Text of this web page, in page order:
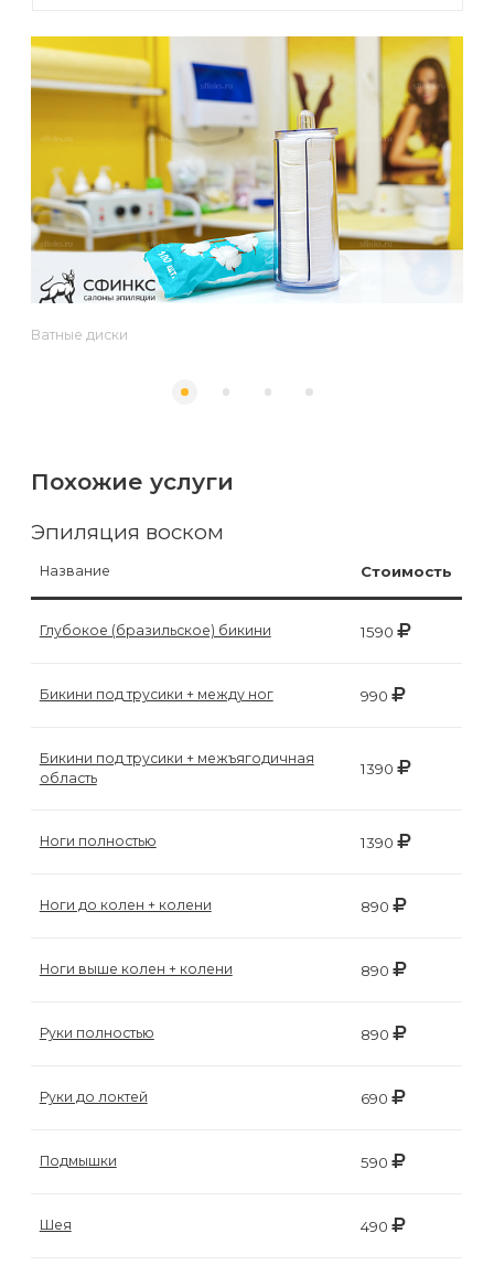
к
эпиляции
знать
перед
к
косметологу?
за
кожей
депиляции
воском
сахаром
Виды
воска
депиляции
Эпиляция
депиляция?
Ватные диски
Похожие услуги
Эпиляция воском
Название Стоимость
Глубокое (бразильское) бикини 1590
Бикини под трусики + между ног 990
Бикини под трусики + межъягодичная
область
1390
Ноги полностью 1390
Ноги до колен + колени 890
Ноги выше колен + колени 890
Руки полностью 890
Руки до локтей 690
Подмышки 590
Шея 490